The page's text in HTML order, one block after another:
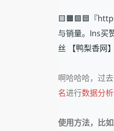
🟨🟧🟩🟦『
与销量。Ins买
丝 【鸭梨香网
啊哈哈哈，过
名进行数据分析
使用方法，比